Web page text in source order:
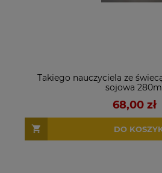
Takiego nauczyciela ze
sojowa
68,00 zł
DO